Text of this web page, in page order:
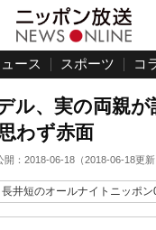
ース スポーツ コ
ル、実の両親
わず赤面
： 2018-06-18 （2018-06-18更新
井短のオールナイトニッポン